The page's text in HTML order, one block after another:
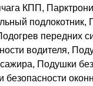
КПП,
подлокотник,
передних
водителя,
Подушки
безопасности